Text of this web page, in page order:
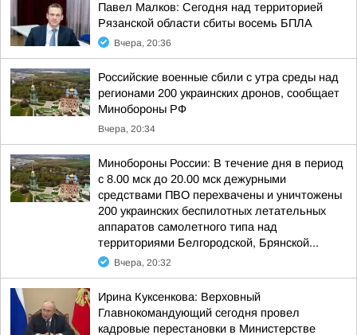
Павел Малков: Сегодня над территорией
Рязанской области сбиты восемь БПЛА
Вчера, 20:36
Российские военные сбили с утра среды над
регионами 200 украинских дронов, сообщает
Минобороны РФ
Вчера, 20:34
Минобороны России: В течение дня в период
с 8.00 мск до 20.00 мск дежурными
средствами ПВО перехвачены и уничтожены
200 украинских беспилотных летательных
аппаратов самолетного типа над
территориями Белгородской, Брянской...
Вчера, 20:32
Ирина Куксенкова: Верховный
Главнокомандующий сегодня провел
кадровые перестановки в Министерстве